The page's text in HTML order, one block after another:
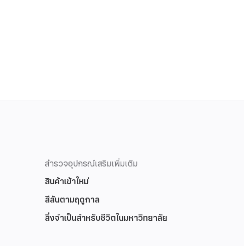
สำรวจอุปกรณ์เสริมเพิ่มเติม
สินค้าเข้าใหม่
สีสันตามฤดูกาล
สิ่งจำเป็นสำหรับชีวิตในมหาวิทยาลัย